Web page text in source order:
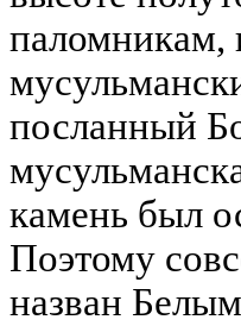
паломникам,
посланный
камень был
Поэтому
назван